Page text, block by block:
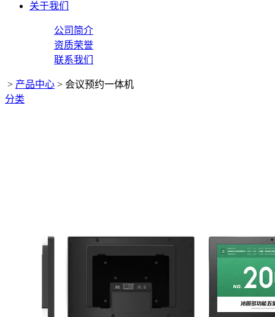
关于我们
公司简介
资质荣誉
联系我们
> 产品中心 > 会议预约一体机
分类